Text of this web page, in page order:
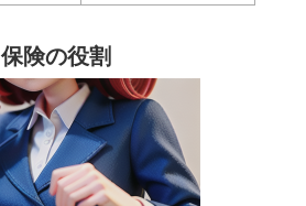
保険の役割